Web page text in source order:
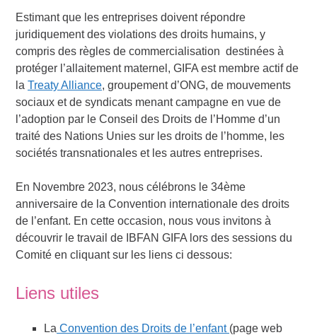
Estimant que les entreprises doivent répondre
juridiquement des violations des droits humains, y
compris des règles de commercialisation destinées à
protéger l’allaitement maternel, GIFA est membre actif de
laTreaty Alliance, groupement d’ONG, de mouvements
sociaux et de syndicats menant campagne en vue de
l’adoption par le Conseil des Droits de l’Homme d’un
traité des Nations Unies sur les droits de l’homme, les
sociétés transnationales et les autres entreprises.
En Novembre 2023, nous célébrons le 34ème
anniversaire de la Convention internationale des droits
de l’enfant. En cette occasion, nous vous invitons à
découvrir le travail de IBFAN GIFA lors des sessions du
Comité en cliquant sur les liens ci dessous:
Liens utiles
La Convention des Droits de l’enfant (page web